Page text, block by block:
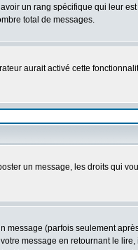
un rang spécifique qui leur
total de messages.
aurait activé cette
un message, les droits qui
(parfois seulement
message en retournant le